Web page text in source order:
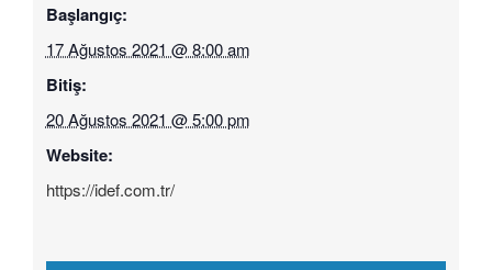
Başlangıç:
17 Ağustos 2021 @ 8:00 am
Bitiş:
20 Ağustos 2021 @ 5:00 pm
Website:
https://idef.com.tr/